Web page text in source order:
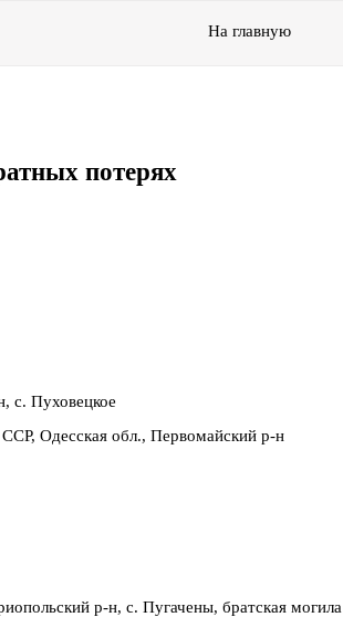
На главную
потерях
с. Пуховецкое
Одесская обл., Первомайский р-н
р-н, с. Пугачены, братская могила